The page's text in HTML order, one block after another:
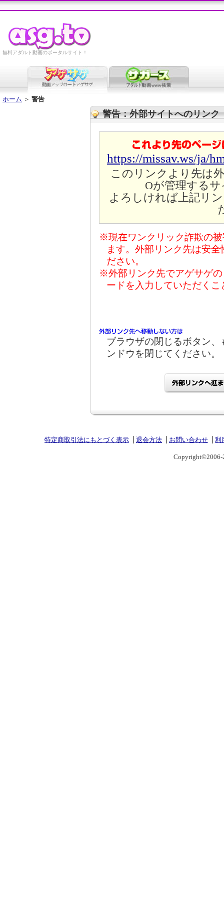
無料アダルト動画のポータルサイト！
ホーム ＞ 警告
警告：外部サイトへのリンク
https://missav.ws/ja/
このリンクより先は
Oが管理する
よろしければ上記リ
※現在ワンクリック詐欺の
ます。外部リンク先は安
ださい。
※外部リンク先でアゲサゲ
ードを入力していただく
ブラウザの閉じるボタン
ンドウを閉じてください。
特定商取引法にもとづく表示 退会方法 お問い合わせ 利
Copyright©2006-